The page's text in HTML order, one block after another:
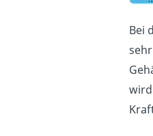
Bei
wird